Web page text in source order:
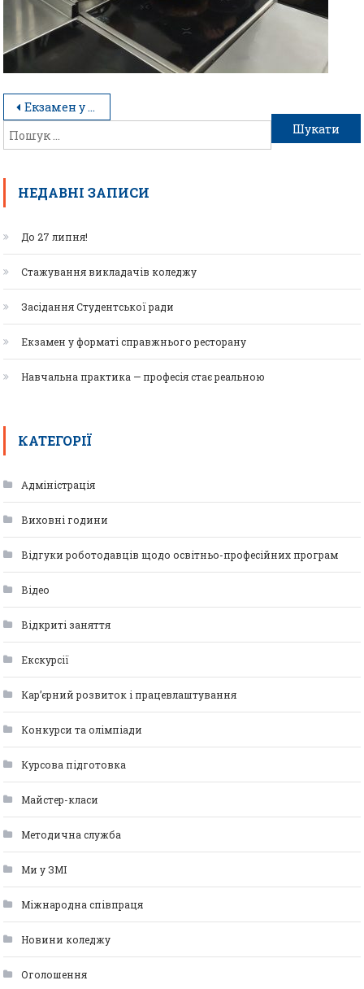
Екзамен у форматі справжнього ресторану
НЕДАВНІ ЗАПИСИ
До 27 липня!
Стажування викладачів коледжу
Засідання Студентської ради
Екзамен у форматі справжнього ресторану
Навчальна практика — професія стає реальною
КАТЕГОРІЇ
Адміністрація
Виховні години
Відгуки роботодавців щодо освітньо-професійних програм
Відео
Відкриті заняття
Екскурсії
Кар’єрний розвиток і працевлаштування
Конкурси та олімпіади
Курсова підготовка
Майстер-класи
Методична служба
Ми у ЗМІ
Міжнародна співпраця
Новини коледжу
Оголошення